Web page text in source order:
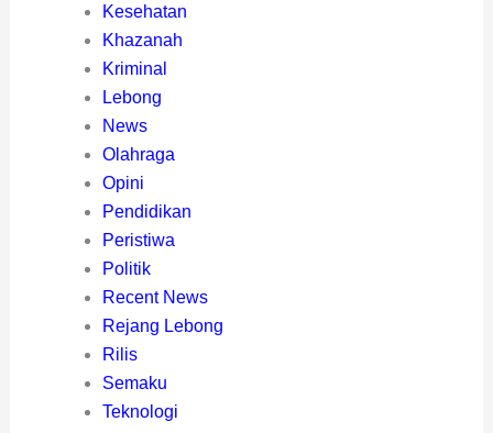
Kesehatan
Khazanah
Kriminal
Lebong
News
Olahraga
Opini
Pendidikan
Peristiwa
Politik
Recent News
Rejang Lebong
Rilis
Semaku
Teknologi